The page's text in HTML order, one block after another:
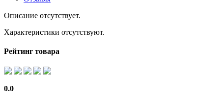
Описание отсутствует.
Характеристики отсутствуют.
Рейтинг товара
0.0